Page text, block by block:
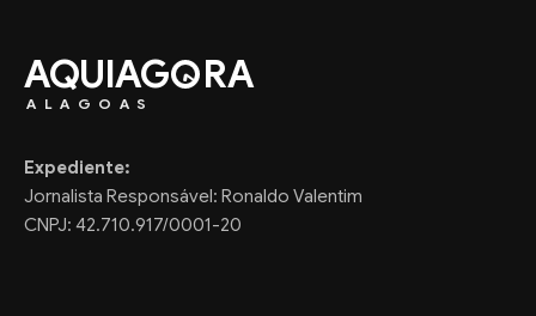
AQUIAG RA
ALAGOAS
Expediente:
Jornalista Responsável: Ronaldo Valentim
CNPJ: 42.710.917/0001-20